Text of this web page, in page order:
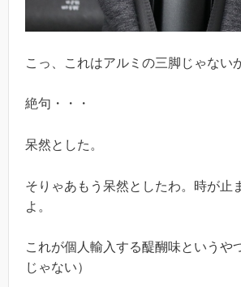
こっ、これはアルミの三脚じゃない
絶句・・・
呆然とした。
そりゃあもう呆然としたわ。時が止
よ。
これが個人輸入する醍醐味というや
じゃない）